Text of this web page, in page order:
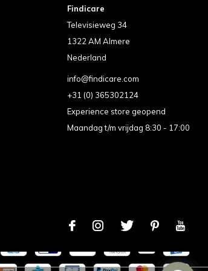
Findicare
Televisieweg 34
1322 AM Almere
Nederland
info@findicare.com
+31 (0) 365302124
Experience store geopend
Maandag t/m vrijdag 8:30 - 17:00